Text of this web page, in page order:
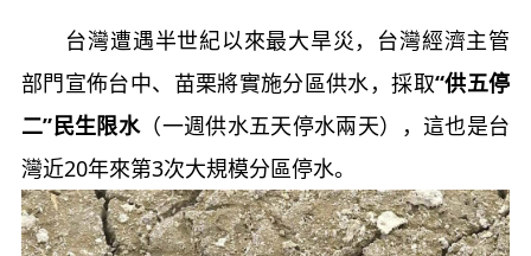
台灣遭遇半世紀以來最大旱災，台灣經濟主管
部門宣佈台中、苗栗將實施分區供水，採取“供五停
二”民生限水（一週供水五天停水兩天），這也是台
灣近20年來第3次大規模分區停水。